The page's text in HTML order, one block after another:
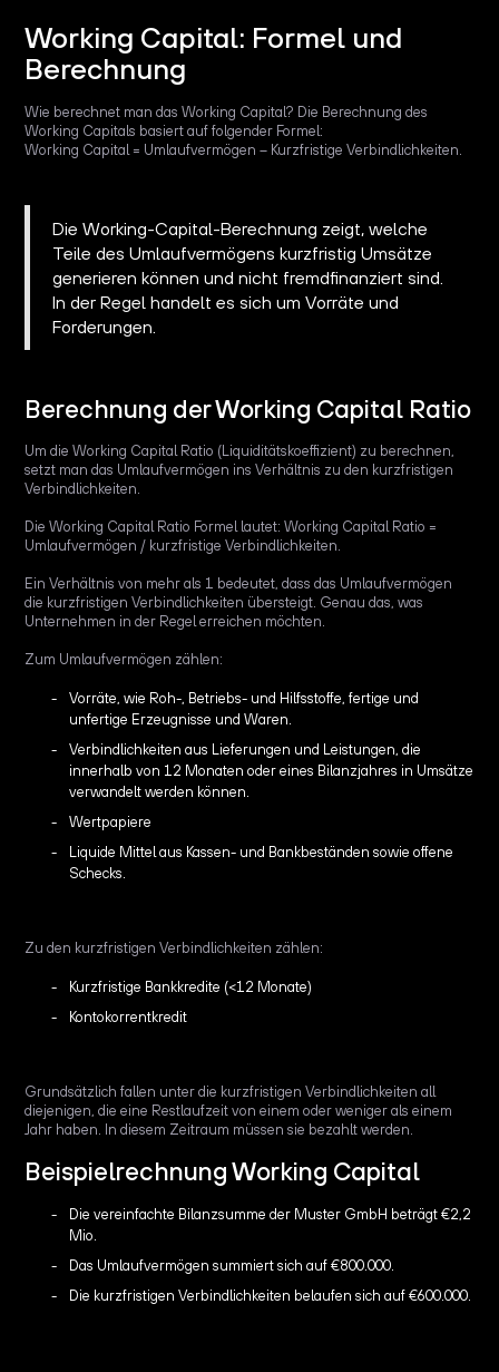
Working Capital: Formel und
Berechnung
Wie berechnet man das Working Capital? Die Berechnung des
Working Capitals basiert auf folgender Formel:
Working Capital = Umlaufvermögen – Kurzfristige Verbindlichkeiten.
Die Working-Capital-Berechnung zeigt, welche
Teile des Umlaufvermögens kurzfristig Umsätze
generieren können und nicht fremdfinanziert sind.
In der Regel handelt es sich um Vorräte und
Forderungen.
Berechnung der Working Capital Ratio
Um die Working Capital Ratio (Liquiditätskoeffizient) zu berechnen,
setzt man das Umlaufvermögen ins Verhältnis zu den kurzfristigen
Verbindlichkeiten.
Die Working Capital Ratio Formel lautet: Working Capital Ratio =
Umlaufvermögen / kurzfristige Verbindlichkeiten.
Ein Verhältnis von mehr als 1 bedeutet, dass das Umlaufvermögen
die kurzfristigen Verbindlichkeiten übersteigt. Genau das, was
Unternehmen in der Regel erreichen möchten.
Zum Umlaufvermögen zählen:
Vorräte, wie Roh-, Betriebs- und Hilfsstoffe, fertige und
unfertige Erzeugnisse und Waren.
Verbindlichkeiten aus Lieferungen und Leistungen, die
innerhalb von 12 Monaten oder eines Bilanzjahres in Umsätze
verwandelt werden können.
Wertpapiere
Liquide Mittel aus Kassen- und Bankbeständen sowie offene
Schecks.
Zu den kurzfristigen Verbindlichkeiten zählen:
Kurzfristige Bankkredite (<12 Monate)
Kontokorrentkredit
Grundsätzlich fallen unter die kurzfristigen Verbindlichkeiten all
diejenigen, die eine Restlaufzeit von einem oder weniger als einem
Jahr haben. In diesem Zeitraum müssen sie bezahlt werden.
Beispielrechnung Working Capital
Die vereinfachte Bilanzsumme der Muster GmbH beträgt €2,2
Mio.
Das Umlaufvermögen summiert sich auf €800.000.
Die kurzfristigen Verbindlichkeiten belaufen sich auf €600.000.